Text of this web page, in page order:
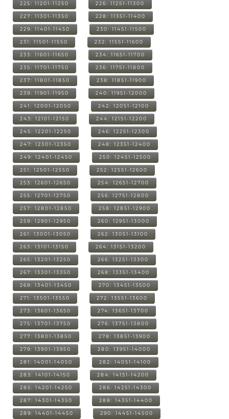
225: 11201-11250 226: 11251-11300
227: 11301-11350 228: 11351-11400
229: 11401-11450 230: 11451-11500
231: 11501-11550 232: 11551-11600
233: 11601-11650 234: 11651-11700
235: 11701-11750 236: 11751-11800
237: 11801-11850 238: 11851-11900
239: 11901-11950 240: 11951-12000
241: 12001-12050 242: 12051-12100
243: 12101-12150 244: 12151-12200
245: 12201-12250 246: 12251-12300
247: 12301-12350 248: 12351-12400
249: 12401-12450 250: 12451-12500
251: 12501-12550 252: 12551-12600
253: 12601-12650 254: 12651-12700
255: 12701-12750 256: 12751-12800
257: 12801-12850 258: 12851-12900
259: 12901-12950 260: 12951-13000
261: 13001-13050 262: 13051-13100
263: 13101-13150 264: 13151-13200
265: 13201-13250 266: 13251-13300
267: 13301-13350 268: 13351-13400
269: 13401-13450 270: 13451-13500
271: 13501-13550 272: 13551-13600
273: 13601-13650 274: 13651-13700
275: 13701-13750 276: 13751-13800
277: 13801-13850 278: 13851-13900
279: 13901-13950 280: 13951-14000
281: 14001-14050 282: 14051-14100
283: 14101-14150 284: 14151-14200
285: 14201-14250 286: 14251-14300
287: 14301-14350 288: 14351-14400
289: 14401-14450 290: 14451-14500